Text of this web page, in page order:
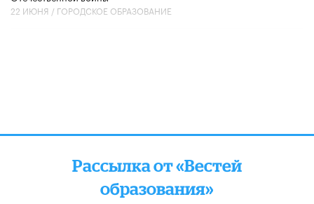
22 ИЮНЯ / ГОРОДСКОЕ ОБРАЗОВАНИЕ
Рассылка от «Вестей
образования»